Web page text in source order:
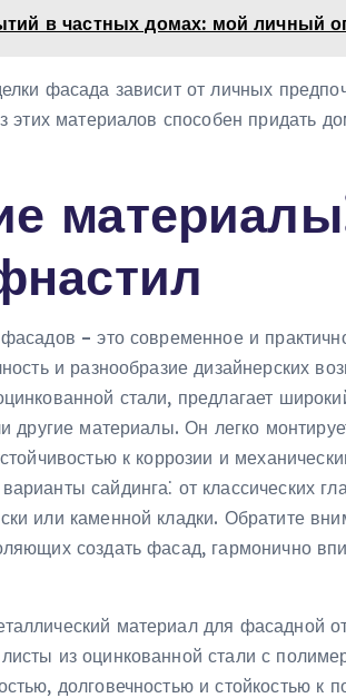
в частных домах: мой личный
фасада зависит от личных
этих материалов способен придать
– это современное и
и разнообразие дизайнерских
стали, предлагает
другие материалы. Он легко
к коррозии и
сайдинга⁚ от классических
или каменной кладки. Обратите
создать фасад, гармонично
материал для фасадной
из оцинкованной стали с
долговечностью и стойкостью к